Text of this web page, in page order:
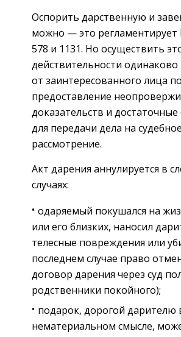
Оспорить дарственную и
можно — это регламентирует
578 и 1131. Но осуществить
действительности одинаково
от заинтересованного лица
предоставление
доказательств и
для передачи дела на судебное
рассмотрение.
Акт дарения аннулируется в
случаях:
одаряемый покушался на
или его близких, наносил
телесные повреждения или
последнем случае право
договор дарения через суд
родственники покойного);
подарок, дорогой дарителю
нематериальном смысле,